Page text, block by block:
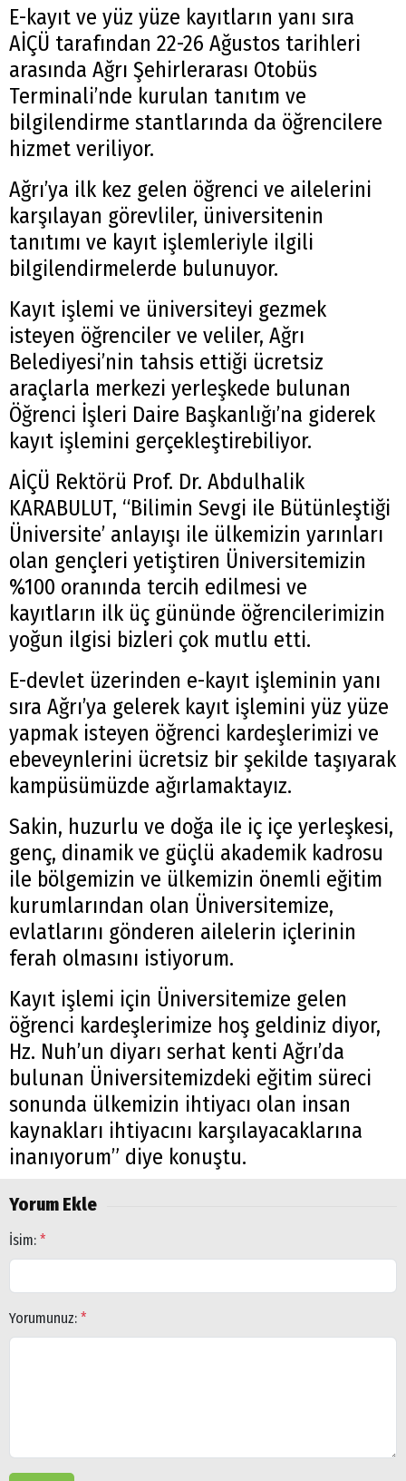
E-kayıt ve yüz yüze kayıtların yanı sıra
AİÇÜ tarafından 22-26 Ağustos tarihleri
arasında Ağrı Şehirlerarası Otobüs
Terminali’nde kurulan tanıtım ve
bilgilendirme stantlarında da öğrencilere
hizmet veriliyor.
Ağrı’ya ilk kez gelen öğrenci ve ailelerini
karşılayan görevliler, üniversitenin
tanıtımı ve kayıt işlemleriyle ilgili
bilgilendirmelerde bulunuyor.
Kayıt işlemi ve üniversiteyi gezmek
isteyen öğrenciler ve veliler, Ağrı
Belediyesi’nin tahsis ettiği ücretsiz
araçlarla merkezi yerleşkede bulunan
Öğrenci İşleri Daire Başkanlığı’na giderek
kayıt işlemini gerçekleştirebiliyor.
AİÇÜ Rektörü Prof. Dr. Abdulhalik
KARABULUT, “Bilimin Sevgi ile Bütünleştiği
Üniversite’ anlayışı ile ülkemizin yarınları
olan gençleri yetiştiren Üniversitemizin
%100 oranında tercih edilmesi ve
kayıtların ilk üç gününde öğrencilerimizin
yoğun ilgisi bizleri çok mutlu etti.
E-devlet üzerinden e-kayıt işleminin yanı
sıra Ağrı’ya gelerek kayıt işlemini yüz yüze
yapmak isteyen öğrenci kardeşlerimizi ve
ebeveynlerini ücretsiz bir şekilde taşıyarak
kampüsümüzde ağırlamaktayız.
Sakin, huzurlu ve doğa ile iç içe yerleşkesi,
genç, dinamik ve güçlü akademik kadrosu
ile bölgemizin ve ülkemizin önemli eğitim
kurumlarından olan Üniversitemize,
evlatlarını gönderen ailelerin içlerinin
ferah olmasını istiyorum.
Kayıt işlemi için Üniversitemize gelen
öğrenci kardeşlerimize hoş geldiniz diyor,
Hz. Nuh’un diyarı serhat kenti Ağrı’da
bulunan Üniversitemizdeki eğitim süreci
sonunda ülkemizin ihtiyacı olan insan
kaynakları ihtiyacını karşılayacaklarına
inanıyorum” diye konuştu.
Yorum Ekle
İsim: *
Yorumunuz: *
Arama